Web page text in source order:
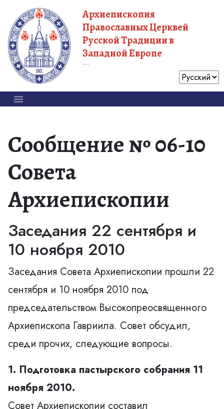
Архиепископия
Православных Церквей
Русской Традиции в
Западной Европе
Сообщение № 06-10
Совета
Архиепископии
Заседания 22 сентября и
10 ноября 2010
Заседания Совета Архиепископии прошли 22
сентября и 10 ноября 2010 под
председательством Высокопреосвященного
Архиепископа Гавриила. Совет обсудил,
среди прочих, следующие вопросы.
1. Подготовка пастырского собрания 11
ноября 2010.
Совет Архиепископии составил